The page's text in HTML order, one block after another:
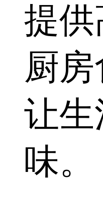
提供
厨房
让生
味。